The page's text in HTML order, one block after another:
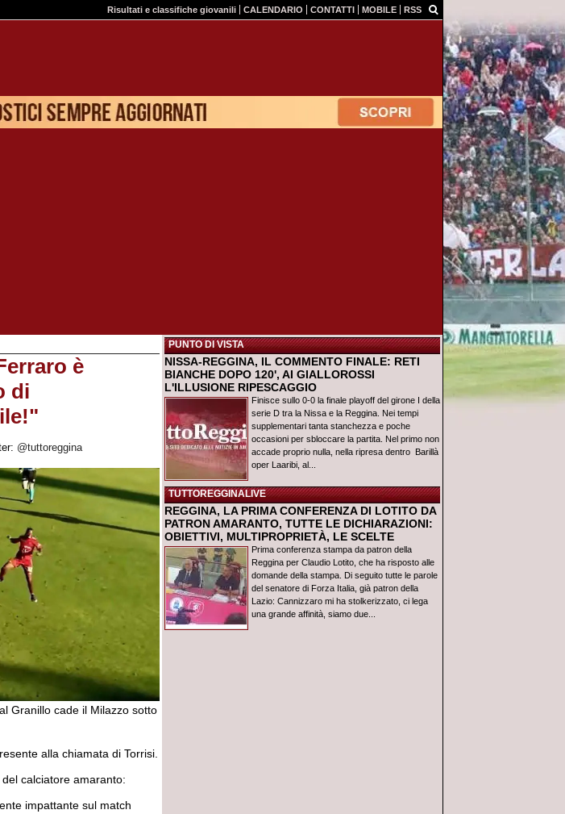
Risultati e classifiche giovanili CALENDARIO CONTATTI MOBILE RSS
è
di
@tuttoreggina
Granillo cade il Milazzo sotto
alla chiamata di Torrisi.
calciatore amaranto:
impattante sul match
PUNTO DI VISTA
NISSA-REGGINA, IL COMMENTO FINALE: RETI
BIANCHE DOPO 120', AI GIALLOROSSI
L'ILLUSIONE RIPESCAGGIO
Finisce sullo 0-0 la finale playoff del girone I della
serie D tra la Nissa e la Reggina. Nei tempi
supplementari tanta stanchezza e poche
occasioni per sbloccare la partita. Nel primo non
accade proprio nulla, nella ripresa dentro Barillà
oper Laaribi, al...
TUTTOREGGINALIVE
REGGINA, LA PRIMA CONFERENZA DI LOTITO DA
PATRON AMARANTO, TUTTE LE DICHIARAZIONI:
OBIETTIVI, MULTIPROPRIETÀ, LE SCELTE
Prima conferenza stampa da patron della
Reggina per Claudio Lotito, che ha risposto alle
domande della stampa. Di seguito tutte le parole
del senatore di Forza Italia, già patron della
Lazio: Cannizzaro mi ha stolkerizzato, ci lega
una grande affinità, siamo due...